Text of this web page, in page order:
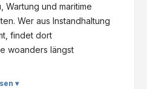
Wartung und maritime
Wer aus Instandhaltung
findet dort
woanders längst
▾